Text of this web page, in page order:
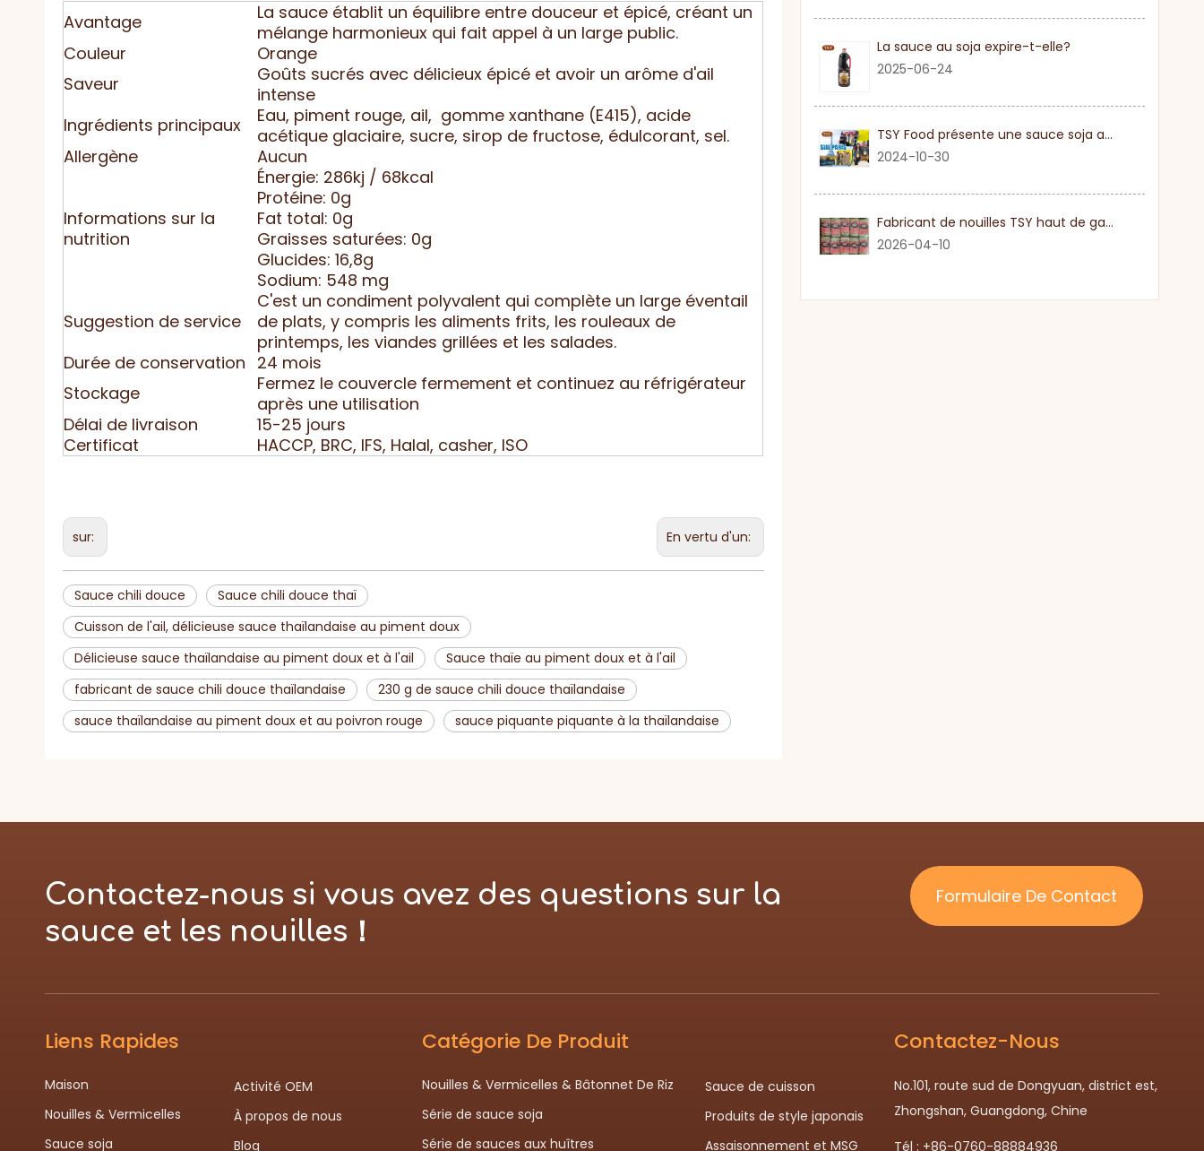
Avantage
La sauce établit un équilibre entre douceur et épicé, créant un
mélange harmonieux qui fait appel à un large public.
Couleur
Orange
Saveur
Goûts sucrés avec délicieux épicé et avoir un arôme d'ail
intense
Ingrédients principaux
Eau, piment rouge, ail, gomme xanthane (E415), acide
acétique glaciaire, sucre, sirop de fructose, édulcorant, sel.
Allergène
Aucun
Informations sur la
nutrition
Énergie: 286kj / 68kcal
Protéine: 0g
Fat total: 0g
Graisses saturées: 0g
Glucides: 16,8g
Sodium: 548 mg
Suggestion de service
C'est un condiment polyvalent qui complète un large éventail
de plats, y compris les aliments frits, les rouleaux de
printemps, les viandes grillées et les salades.
Durée de conservation 24 mois
Stockage
Fermez le couvercle fermement et continuez au réfrigérateur
après une utilisation
Délai de livraison
15-25 jours
Certificat
HACCP, BRC, IFS, Halal, casher, ISO
sur: En vertu d'un:
Sauce chili douce
Sauce chili douce thaï
Cuisson de l'ail, délicieuse sauce thaïlandaise au piment doux
Délicieuse sauce thaïlandaise au piment doux et à l'ail
Sauce thaïe au piment doux et à l'ail
fabricant de sauce chili douce thaïlandaise
230 g de sauce chili douce thaïlandaise
sauce thaïlandaise au piment doux et au poivron rouge
sauce piquante piquante à la thaïlandaise
La sauce au soja expire-t-elle?
2025-06-24
TSY Food présente une sauce soja authentique au SIAL PARIS 2024
2024-10-30
Fabricant de nouilles TSY haut de gamme dans le Guangdong
2026-04-10
Contactez-nous si vous avez des questions sur la
sauce et les nouilles！
Formulaire De Contact
Liens Rapides
Maison
Nouilles & Vermicelles
Sauce soja
Activité OEM
À propos de nous
Blog
Catégorie De Produit
Nouilles & Vermicelles & Bâtonnet De Riz
Série de sauce soja
Série de sauces aux huîtres
Sauce de cuisson
Produits de style japonais
Assaisonnement et MSG
Contactez-Nous
No.101, route sud de Dongyuan, district est,
Zhongshan, Guangdong, Chine
Tél : +86-0760-88884936